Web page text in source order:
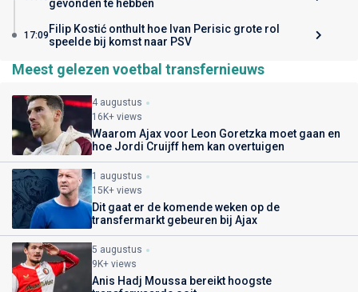
gevonden te hebben
17:09 Filip Kostić onthult hoe Ivan Perisic grote rol
speelde bij komst naar PSV
Meest gelezen voetbal transfernieuws
4 augustus
16K+ views
Waarom Ajax voor Leon Goretzka moet gaan en
hoe Jordi Cruijff hem kan overtuigen
1 augustus
15K+ views
Dit gaat er de komende weken op de
transfermarkt gebeuren bij Ajax
5 augustus
9K+ views
Anis Hadj Moussa bereikt hoogste